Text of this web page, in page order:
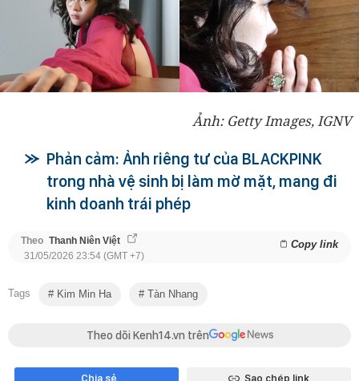
Ảnh: Getty Images, IGNV
Phản cảm: Ảnh riêng tư của BLACKPINK
trong nhà vệ sinh bị làm mờ mặt, mang đi
kinh doanh trái phép
Theo Thanh Niên Việt Copy link
31/05/2026 23:54 (GMT +7)
Tags Kim Min Ha Tàn Nhang
Theo dõi Kenh14.vn trên
Chia sẻ Sao chép link